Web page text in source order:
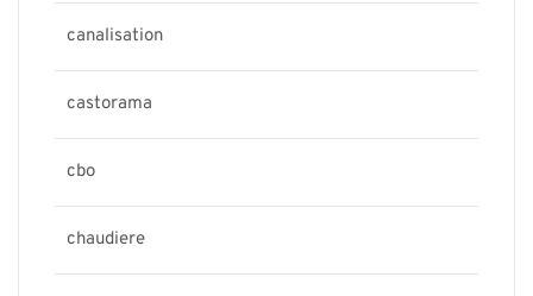
canalisation
castorama
cbo
chaudiere